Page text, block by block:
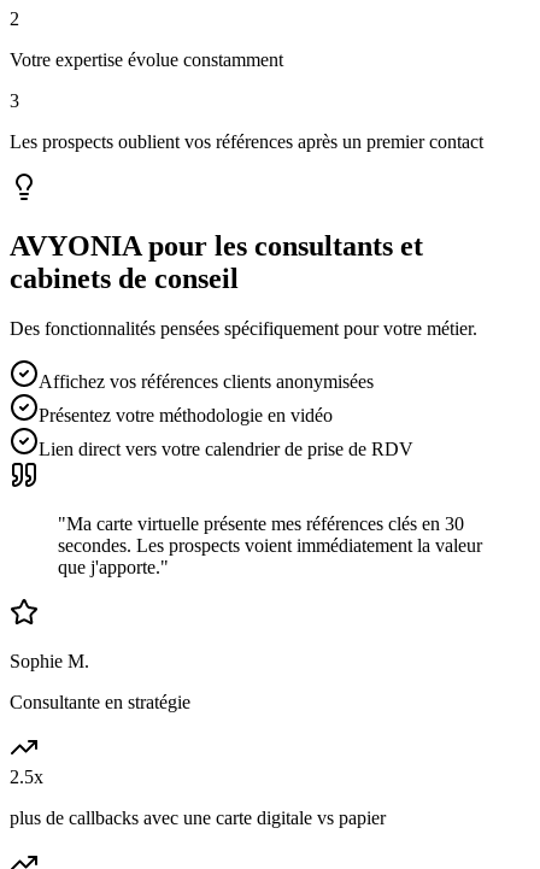
2
Votre expertise évolue constamment
3
Les prospects oublient vos références après un premier contact
AVYONIA pour les consultants et
cabinets de conseil
Des fonctionnalités pensées spécifiquement pour votre métier.
Affichez vos références clients anonymisées
Présentez votre méthodologie en vidéo
Lien direct vers votre calendrier de prise de RDV
"Ma carte virtuelle présente mes références clés en 30
secondes. Les prospects voient immédiatement la valeur
que j'apporte."
Sophie M.
Consultante en stratégie
2.5x
plus de callbacks avec une carte digitale vs papier